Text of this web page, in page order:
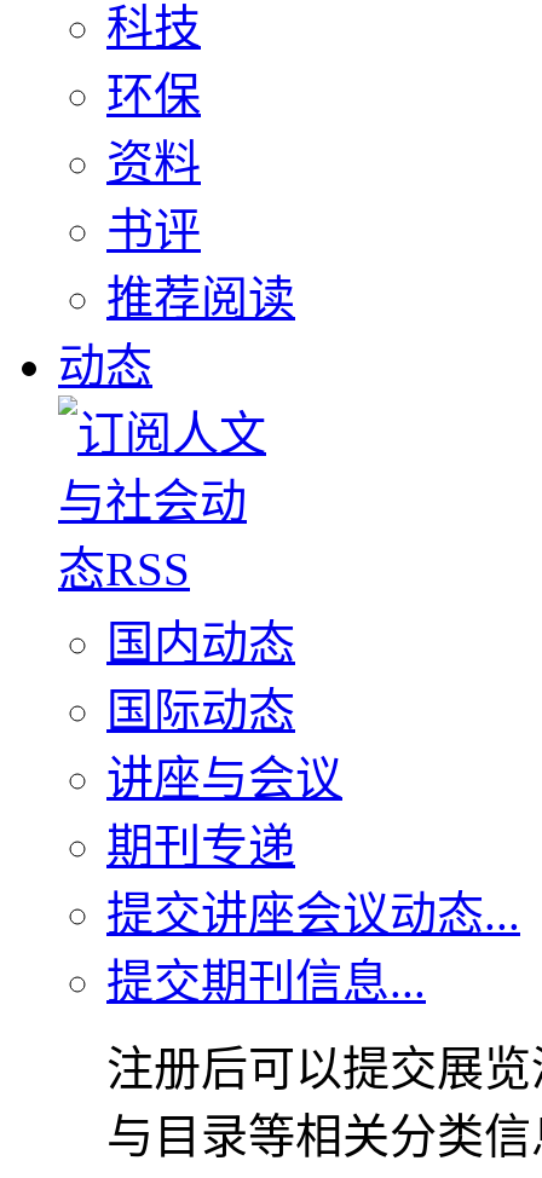
科技
环保
资料
书评
推荐阅读
动态
国内动态
国际动态
讲座与会议
期刊专递
提交讲座会议动态...
提交期刊信息...
注册后可以提交展
与目录等相关分类